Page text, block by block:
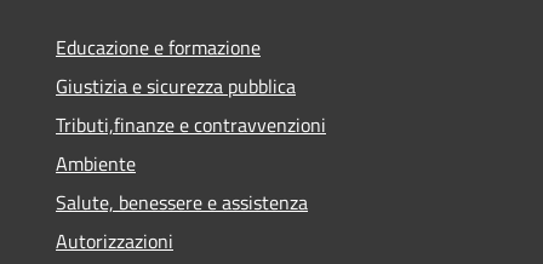
Educazione e formazione
Giustizia e sicurezza pubblica
Tributi,finanze e contravvenzioni
Ambiente
Salute, benessere e assistenza
Autorizzazioni